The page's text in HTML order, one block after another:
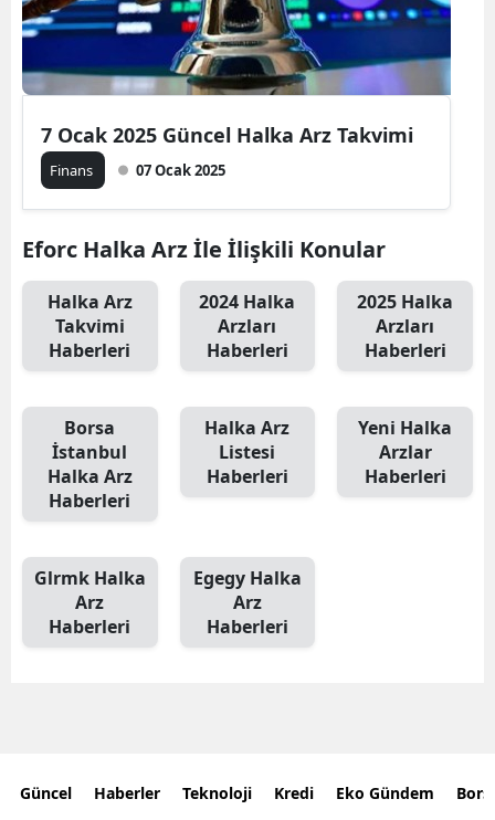
7 Ocak 2025 Güncel Halka Arz Takvimi
Finans 07 Ocak 2025
Eforc Halka Arz İle İlişkili Konular
Halka Arz
Takvimi
Haberleri
2024 Halka
Arzları
Haberleri
2025 Halka
Arzları
Haberleri
Borsa
İstanbul
Halka Arz
Haberleri
Halka Arz
Listesi
Haberleri
Yeni Halka
Arzlar
Haberleri
Glrmk Halka
Arz
Haberleri
Egegy Halka
Arz
Haberleri
Güncel Haberler Teknoloji Kredi Eko Gündem